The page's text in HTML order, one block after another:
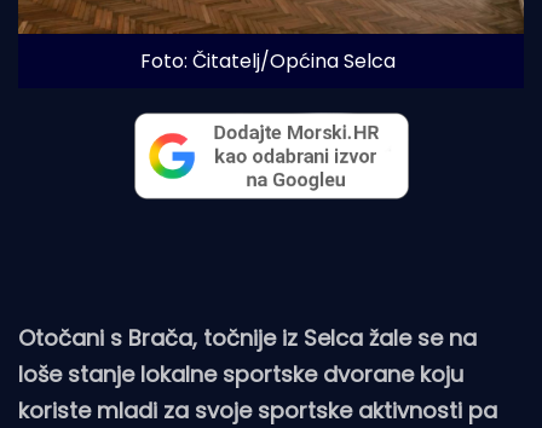
Foto: Čitatelj/Općina Selca
Otočani s Brača, točnije iz Selca žale se na
loše stanje lokalne sportske dvorane koju
koriste mladi za svoje sportske aktivnosti pa